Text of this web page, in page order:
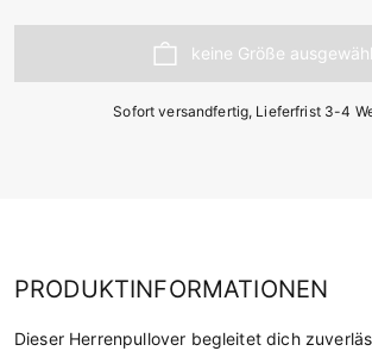
Sofort versandfertig, Lieferfrist 3-4
PRODUKTINFORMATIONEN
Dieser Herrenpullover begleitet dich